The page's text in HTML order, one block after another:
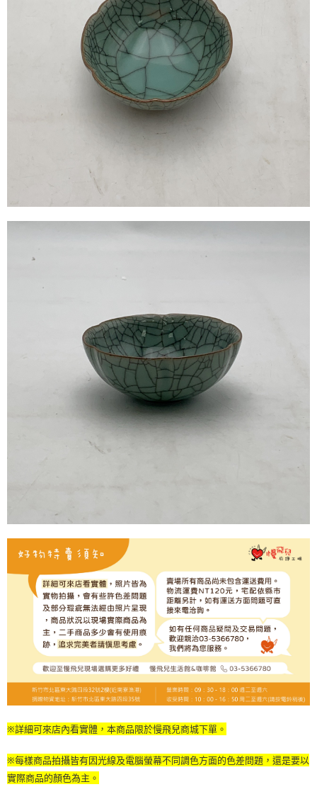
※詳細可來店內看實體，本商品限於慢飛兒商城下單。
※每樣商品拍攝皆有因光線及電腦螢幕不同調色方面的色差問題，還是要以
實際商品的顏色為主。